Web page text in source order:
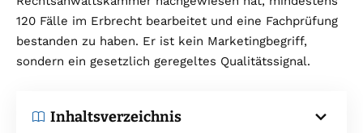
120 Fälle im Erbrecht bearbeitet und eine Fachprüfung
bestanden zu haben. Er ist kein Marketingbegriff,
sondern ein gesetzlich geregeltes Qualitätssignal.
Inhaltsverzeichnis